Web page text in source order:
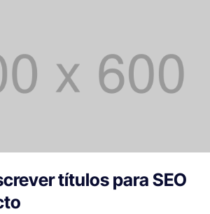
títulos para SEO